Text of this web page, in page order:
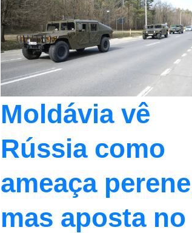
Moldávia vê
Rússia como
ameaça
mas aposta no